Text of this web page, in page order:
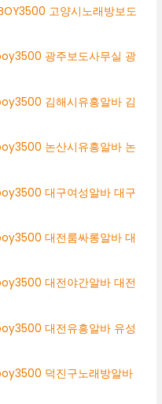
고양시노래방보도
광주보도사무실 광
김해시유흥알바 김
논산시유흥알바 논
대구여성알바 대구
대전룸싸롱알바 대
대전야간알바 대전
대전유흥알바 유성
덕진구노래방알바